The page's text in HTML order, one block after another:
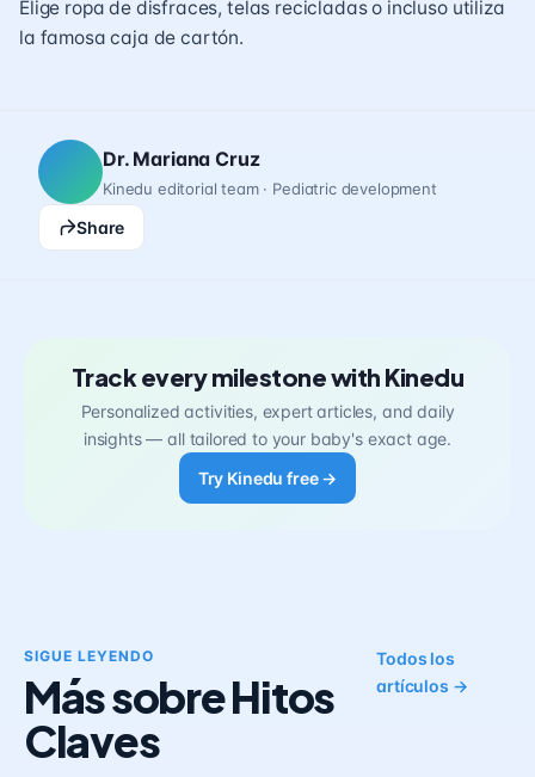
Elige ropa de disfraces, telas recicladas o incluso utiliza
la famosa caja de cartón.
Dr. Mariana Cruz
Kinedu editorial team · Pediatric development
Share
Track every milestone with Kinedu
Personalized activities, expert articles, and daily
insights — all tailored to your baby's exact age.
Try Kinedu free →
SIGUE LEYENDO
Más sobre Hitos
Claves
Todos los
artículos →